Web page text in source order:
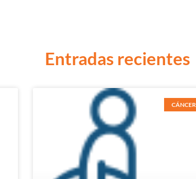
Entradas recientes
CÁNCER